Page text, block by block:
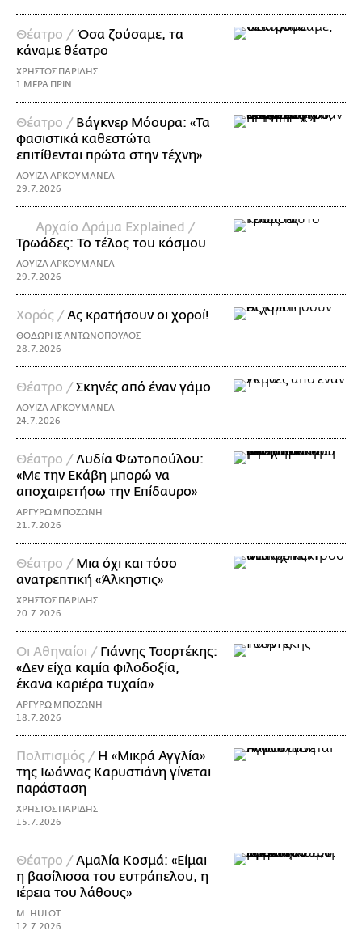
Θέατρο /Όσα ζούσαμε, τα
κάναμε θέατρο
ΧΡΗΣΤΟΣ ΠΑΡΙΔΗΣ
1 ΜΕΡΑ ΠΡΙΝ
Θέατρο / Βάγκνερ Μόουρα: «Τα
φασιστικά καθεστώτα
επιτίθενται πρώτα στην τέχνη»
ΛΟΥΙΖΑ ΑΡΚΟΥΜΑΝΕΑ
29.7.2026
Αρχαίο Δράμα Explained /
Τρωάδες: Το τέλος του κόσμου
ΛΟΥΙΖΑ ΑΡΚΟΥΜΑΝΕΑ
29.7.2026
Χορός /Ας κρατήσουν οι χοροί!
ΘΟΔΩΡΗΣ ΑΝΤΩΝΟΠΟΥΛΟΣ
28.7.2026
Θέατρο /Σκηνές από έναν γάμο
ΛΟΥΙΖΑ ΑΡΚΟΥΜΑΝΕΑ
24.7.2026
Θέατρο /Λυδία Φωτοπούλου:
«Με την Εκάβη μπορώ να
αποχαιρετήσω την Επίδαυρο»
ΑΡΓΥΡΩ ΜΠΟΖΩΝΗ
21.7.2026
Θέατρο / Μια όχι και τόσο
ανατρεπτική «Άλκηστις»
ΧΡΗΣΤΟΣ ΠΑΡΙΔΗΣ
20.7.2026
Οι Αθηναίοι / Γιάννης Τσορτέκης:
«Δεν είχα καμία φιλοδοξία,
έκανα καριέρα τυχαία»
ΑΡΓΥΡΩ ΜΠΟΖΩΝΗ
18.7.2026
Πολιτισμός / Η «Μικρά Αγγλία»
της Ιωάννας Καρυστιάνη γίνεται
παράσταση
ΧΡΗΣΤΟΣ ΠΑΡΙΔΗΣ
15.7.2026
Θέατρο /Αμαλία Κοσμά: «Είμαι
η βασίλισσα του ευτράπελου, η
ιέρεια του λάθους»
M. HULOT
12.7.2026